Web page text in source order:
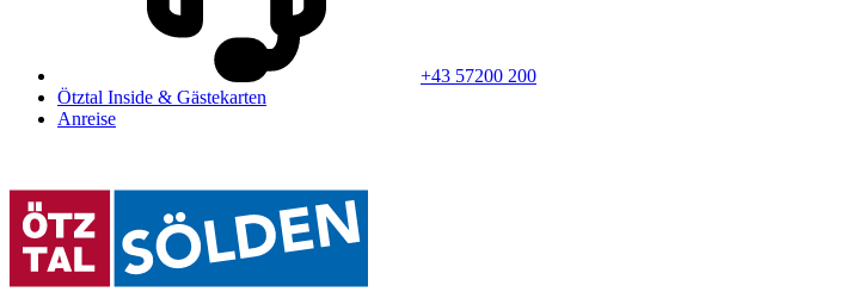
+43 57200 200
Ötztal Inside & Gästekarten
Anreise